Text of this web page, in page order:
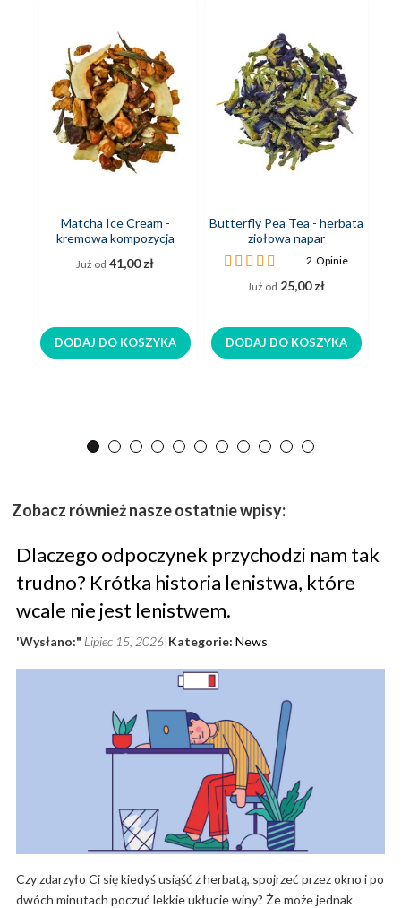
Matcha Ice Cream -
kremowa kompozycja
Już od 41,00 zł
DODAJ DO KOSZYKA
Butterfly Pea Tea - herbata
ziołowa napar
Ocena:
2Opinie
Już od 25,00 zł
DODAJ DO KOSZYKA
Zobacz również nasze ostatnie wpisy:
Dlaczego odpoczynek przychodzi nam tak
trudno? Krótka historia lenistwa, które
wcale nie jest lenistwem.
'Wysłano:" Lipiec 15, 2026 Kategorie: News
Czy zdarzyło Ci się kiedyś usiąść z herbatą, spojrzeć przez okno i po
dwóch minutach poczuć lekkie ukłucie winy? Że może jednak